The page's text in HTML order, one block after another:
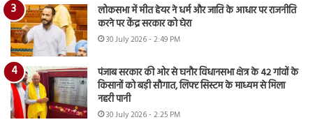
लोकसभा में मीत हेयर ने धर्म और जाति के आधार पर राजनीति
करने पर केंद्र सरकार को घेरा
30 July 2026 - 2:49 PM
पंजाब सरकार की ओर से घनौर विधानसभा क्षेत्र के 42 गांवों के
किसानों को बड़ी सौगात, लिफ्ट सिस्टम के माध्यम से मिला
नहरी पानी
30 July 2026 - 2:25 PM